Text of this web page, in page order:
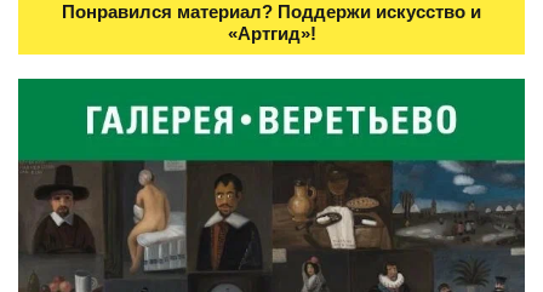
Понравился материал? Поддержи искусство и
«Артгид»!